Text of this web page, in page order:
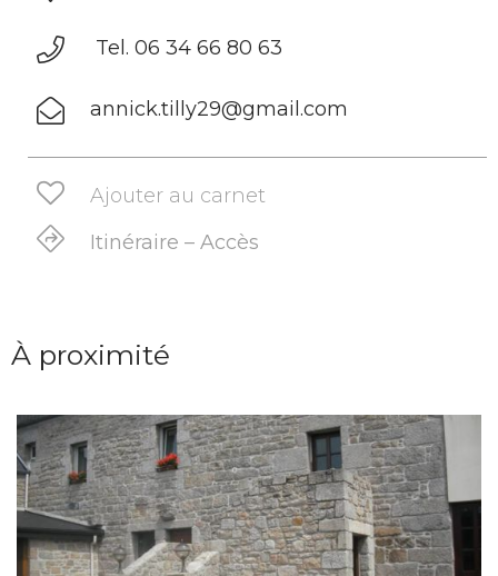
Tel. 06 34 66 80 63
annick.tilly29@gmail.com
Ajouter au carnet
Itinéraire – Accès
À proximité